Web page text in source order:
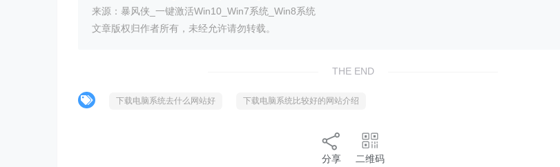
来源：暴风侠_一键激活Win10_Win7系统_Win8系统
文章版权归作者所有，未经允许请勿转载。
THE END
下载电脑系统去什么网站好 下载电脑系统比较好的网站介绍
分享 二维码